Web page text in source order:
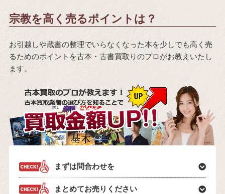
宗教を高く売るポイントは？
お引越しや蔵書の整理でいらなくなった本を少しでも高く売
るためのポイントを古本・古書買取りのプロがお教えいたし
ます。
まずは問合わせを
まとめてお売りください